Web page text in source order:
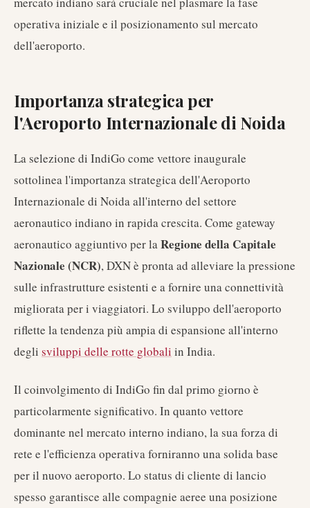
operativa iniziale e il posizionamento sul mercato
dell'aeroporto.
Importanza strategica per
l'Aeroporto Internazionale di Noida
La selezione di IndiGo come vettore inaugurale
sottolinea l'importanza strategica dell'Aeroporto
Internazionale di Noida all'interno del settore
aeronautico indiano in rapida crescita. Come gateway
aeronautico aggiuntivo per laRegione della Capitale
Nazionale (NCR), DXN è pronta ad alleviare la pressione
sulle infrastrutture esistenti e a fornire una connettività
migliorata per i viaggiatori. Lo sviluppo dell'aeroporto
riflette la tendenza più ampia di espansione all'interno
degli sviluppi delle rotte globali in India.
Il coinvolgimento di IndiGo fin dal primo giorno è
particolarmente significativo. In quanto vettore
dominante nel mercato interno indiano, la sua forza di
rete e l'efficienza operativa forniranno una solida base
per il nuovo aeroporto. Lo status di cliente di lancio
spesso garantisce alle compagnie aeree una posizione